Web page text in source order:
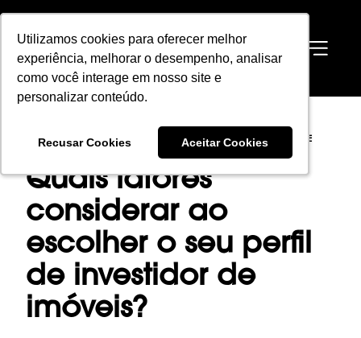
Utilizamos cookies para oferecer melhor
experiência, melhorar o desempenho, analisar
como você interage em nosso site e
personalizar conteúdo.
Recusar Cookies Aceitar Cookies
Utilizamos cookies para oferecer melhor
experiência, melhorar o desempenho, analisar
como você interage em nosso site e
personalizar conteúdo.
Recusar Cookies Aceitar Cookies
EN
INVESTIMENTO IMOBILIÁRIO
→
QUAIS FATORES CONSIDERAR AO ESCOLHER O SEU PERFIL DE INVESTIDOR DE
Quais fatores
considerar ao
escolher o seu perfil
de investidor de
imóveis?